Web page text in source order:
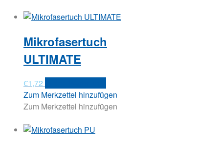
Mikrofasertuch
ULTIMATE
€1,72
Zum Merkzettel hinzufügen
Zum Merkzettel hinzufügen